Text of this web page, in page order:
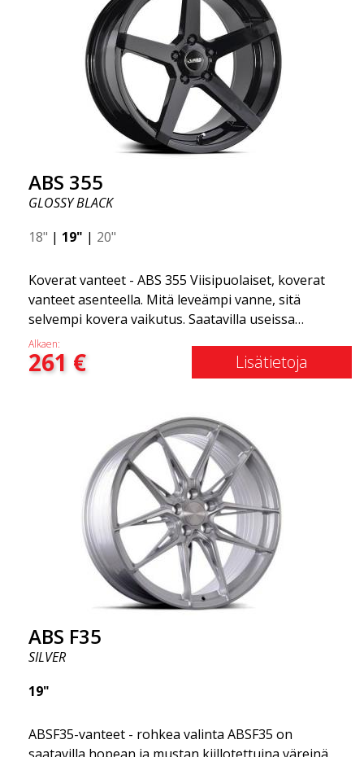
erittäin kovera, muoto on urheilullinen ja design on
tyylikäs. Tämä vanne malli on tehnyt itselleen nimen
vanteiden markkinoilla fantastisen ja ainutlaatuisen
suunnittelunsa ansiosta. ABS355:llä teet tavallisesta
autosta tyylikkäämmän. ABS355-vanteet jakaa
yksinoikeudella ABS Wheels.
ABS 355
GLOSSY BLACK
18" | 19" | 20"
Koverat vanteet - ABS 355 Viisipuolaiset, koverat
vanteet asenteella. Mitä leveämpi vanne, sitä
selvempi kovera vaikutus. Saatavilla useissa
väriyhdistelmissä: Musta kiillotetuilla puolilla, Täysin
hopea tai Mattaharmaa. Yhteensopiva useimpien
markkinoilla olevien automerkkien kanssa. Valitset
erittäin korkealaatuinen ja erittäin kestävä. Mikä on
tehnyt ABS355:stä niin suositun Ruotsissa? Malli on
erittäin kovera, muoto on urheilullinen ja design on
tyylikäs. Tämä vanne malli on tehnyt itselleen nimen
vanteiden markkinoilla fantastisen ja ainutlaatuisen
suunnittelunsa ansiosta. ABS355:llä teet tavallisesta
autosta tyylikkäämmän. ABS355-vanteet jakaa
yksinoikeudella ABS Wheels.
Alkaen:
261 € Lisätietoja
ABS F35
SILVER
19"
ABSF35-vanteet - rohkea valinta ABSF35 on